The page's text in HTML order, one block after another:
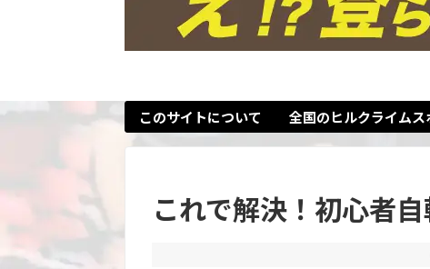
このサイトについて 全国のヒルクライムス
これで解決！初心者